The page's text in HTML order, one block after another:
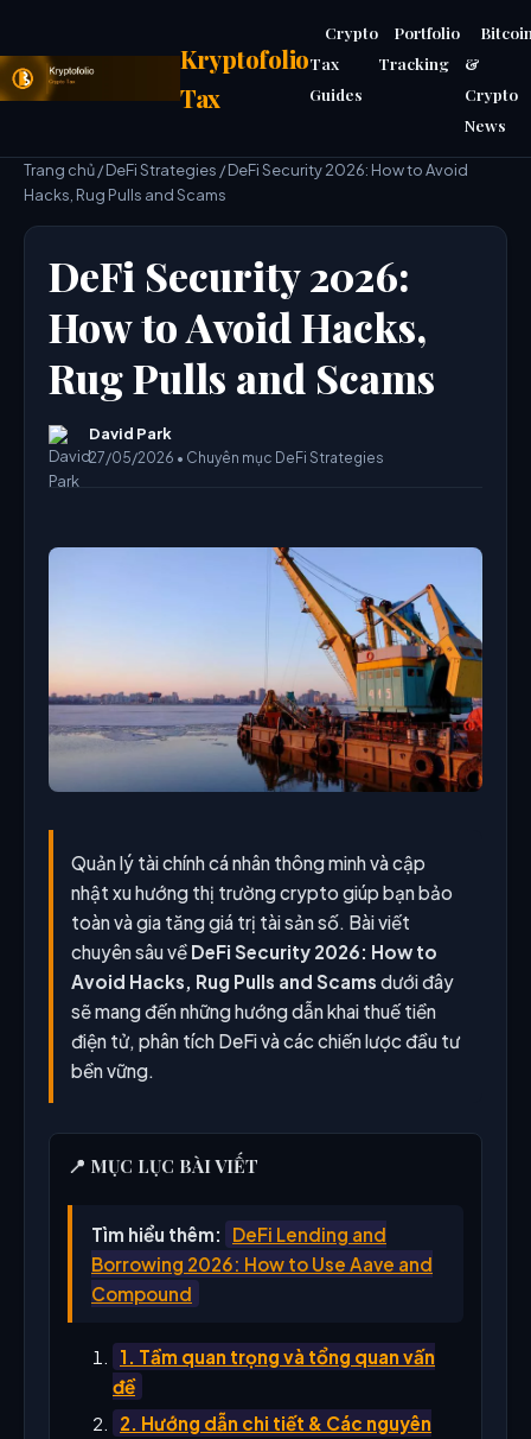
Kryptofolio
Tax
Crypto
Tax
Guides
Portfolio
Tracking
&
Crypto
News
Trang chủ/DeFi Strategies / DeFi Security 2026: How to Avoid
Hacks, Rug Pulls and Scams
DeFi Security 2026:
How to Avoid Hacks,
Rug Pulls and Scams
David Park
27/05/2026 • Chuyên mục DeFi Strategies
Quản lý tài chính cá nhân thông minh và cập
nhật xu hướng thị trường crypto giúp bạn bảo
toàn và gia tăng giá trị tài sản số. Bài viết
chuyên sâu về DeFi Security 2026: How to
Avoid Hacks, Rug Pulls and Scams dưới đây
sẽ mang đến những hướng dẫn khai thuế tiền
điện tử, phân tích DeFi và các chiến lược đầu tư
bền vững.
📍 MỤC LỤC BÀI VIẾT
Tìm hiểu thêm:
DeFi Lending and
Borrowing 2026: How to Use Aave and
Compound
1. Tầm quan trọng và tổng quan vấn
đề
2. Hướng dẫn chi tiết & Các nguyên